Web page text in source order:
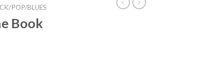
POP/BLUES
Book